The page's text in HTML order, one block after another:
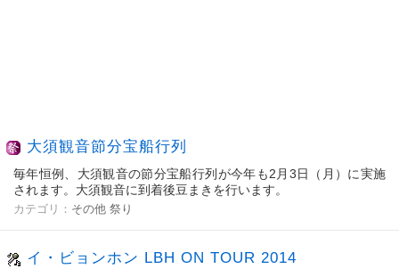
大須観音節分宝船行列
毎年恒例、大須観音の節分宝船行列が今年も2月3日（月）に実施
されます。大須観音に到着後豆まきを行います。
カテゴリ： その他 祭り
イ・ビョンホン LBH ON TOUR 2014